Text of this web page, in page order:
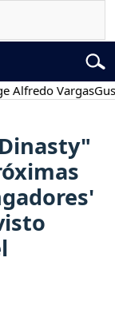
VargasGustavo